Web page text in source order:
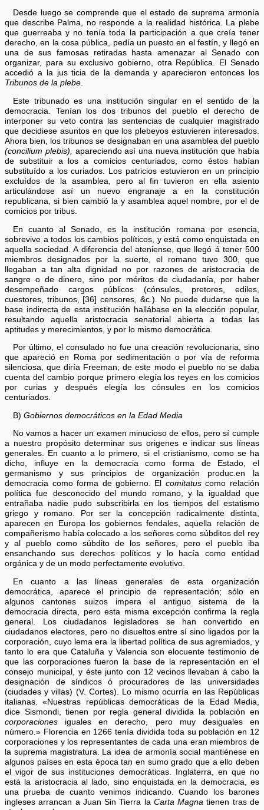
Desde luego se comprende que el estado de suprema armonía
que describe Palma, no responde a la realidad histórica. La plebe
que guerreaba y no tenía toda la participación a que creía tener
derecho, en la cosa pública, pedía un puesto en el festín, y llegó en
una de sus famosas retiradas hasta amenazar al Senado con
organizar, para su exclusivo gobierno, otra República. El Senado
accedió a la jus ticia de la demanda y aparecieron entonces los
Tribunos de la plebe.
Este tribunado es una institución singular en el sentido de la
democracia. Tenían los dos tribunos del pueblo el derecho de
interponer su veto contra las sentencias de cualquier magistrado
que decidiese asuntos en que los plebeyos estuvieren interesados.
Ahora bien, los tribunos se designaban en una asamblea del pueblo
(concilium plebis), apareciendo así una nueva institución que había
de substituir a los a comicios centuriados, como éstos habían
substituído a los curiados. Los patricios estuvieron en un principio
excluídos de la asamblea, pero al fin tuvieron en ella asiento
articulándose así un nuevo engranaje a en la constitución
republicana, si bien cambió la y asamblea aquel nombre, por el de
comicios por tribus.
En cuanto al Senado, es la institución romana por esencia,
sobrevive a todos los cambios políticos, y está como enquistada en
aquella sociedad. A diferencia del ateniense, que llegó á tener 500
miembros designados por la suerte, el romano tuvo 300, que
llegaban a tan alta dignidad no por razones de aristocracia de
sangre o de dinero, sino por méritos de ciudadanía, por haber
desempeñado cargos públicos (cónsules, pretores, ediles,
cuestores, tribunos, [36] censores, &c.). No puede dudarse que la
base indirecta de esta institución hallábase en la elección popular,
resultando aquella aristocracia senatorial abierta a todas las
aptitudes y merecimientos, y por lo mismo democrática.
Por último, el consulado no fue una creación revolucionaria, sino
que apareció en Roma por sedimentación o por vía de reforma
silenciosa, que diría Freeman; de este modo el pueblo no se daba
cuenta del cambio porque primero elegía los reyes en los comicios
por curias y después elegía los cónsules en los comicios
centuriados.
B) Gobiernos democráticos en la Edad Media
No vamos a hacer un examen minucioso de ellos, pero sí cumple
a nuestro propósito determinar sus origenes e indicar sus líneas
generales. En cuanto a lo primero, si el cristianismo, como se ha
dicho, influye en la democracia como forma de Estado, el
germanismo y sus principios de organización produc.en la
democracia como forma de gobierno. El comitatuscomo relación
política fue desconocido del mundo romano, y la igualdad que
entrañaba nadie pudo subscribirla en los tiempos del estatismo
griego y romano. Por ser la concepción radicalmente distinta,
aparecen en Europa los gobiernos fendales, aquella relación de
compañerismo había colocado a los señores como súbditos del rey
y al pueblo como súbdito de los señores, pero el pueblo iba
ensanchando sus derechos políticos y lo hacía como entidad
orgánica y de un modo perfectamente evolutivo.
En cuanto a las líneas generales de esta organización
democrática, aparece el principio de representación; sólo en
algunos cantones suizos impera el antiguo sistema de la
democracia directa, pero esta misma excepción confirma la regla
general. Los ciudadanos legisladores se han convertido en
ciudadanos electores, pero no disueltos entre sí sino ligados por la
corporación, cuyo lema era la libertad política de sus agremiados, y
tanto lo era que Cataluña y Valencia son elocuente testimonio de
que las corporaciones fueron la base de la representación en el
consejo municipal, y éste junto con 12 vecinos llevaban á cabo la
designación de síndicos ó procuradores de las universidades
(ciudades y villas) (V. Cortes). Lo mismo ocurría en las Repúblicas
italianas. «Nuestras repúblicas democráticas de la Edad Media,
dice Sismondi, tienen por regla general dividida la población en
corporaciones iguales en derecho, pero muy desiguales en
número.» Florencia en 1266 tenía dividida toda su población en 12
corporaciones y los representantes de cada una eran miembros de
la suprema magistratura. La idea de armonía social mantiénese en
algunos países en esta época tan en sumo grado que a ello deben
el vigor de sus instituciones democráticas. Inglaterra, en que no
está la aristocracia al lado, sino enquistada en la democracia, es
una prueba de cuanto venimos indicando. Cuando los barones
ingleses arrancan a Juan Sin Tierra la Carta Magna tienen tras de